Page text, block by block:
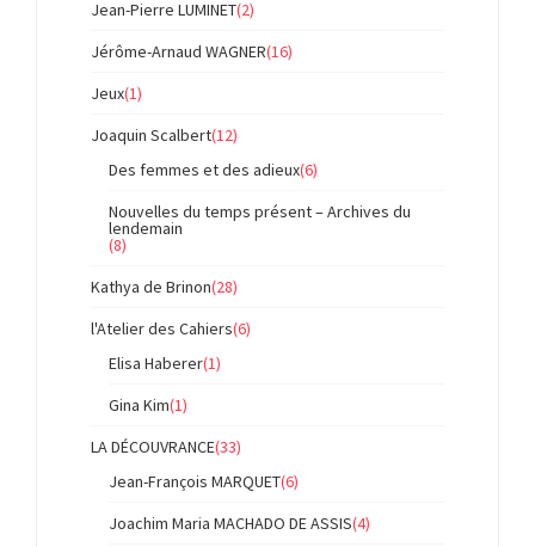
Jean-Pierre LUMINET(2)
Jérôme-Arnaud WAGNER(16)
Jeux(1)
Joaquin Scalbert(12)
Des femmes et des adieux(6)
Nouvelles du temps présent – Archives du
lendemain
(8)
Kathya de Brinon(28)
l'Atelier des Cahiers(6)
Elisa Haberer(1)
Gina Kim(1)
LA DÉCOUVRANCE(33)
Jean-François MARQUET(6)
Joachim Maria MACHADO DE ASSIS(4)